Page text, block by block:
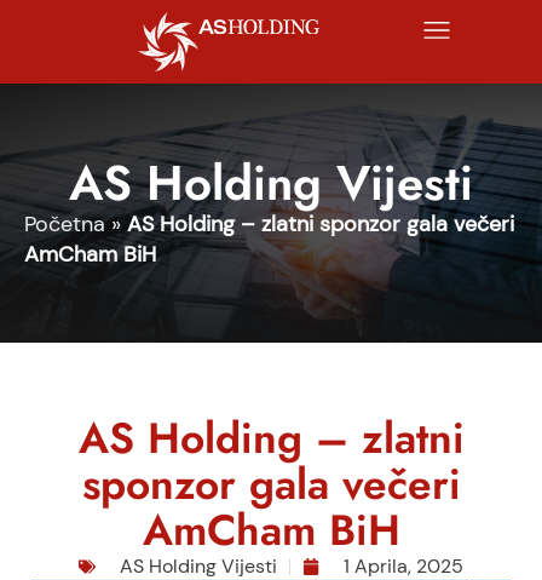
AS Holding Vijesti
Početna»AS Holding – zlatni sponzor gala večeri
AmCham BiH
AS Holding – zlatni
sponzor gala večeri
AmCham BiH
AS Holding Vijesti 1 Aprila, 2025